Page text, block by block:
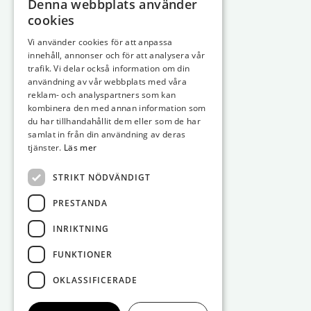
Denna webbplats använder
cookies
Vi använder cookies för att anpassa
innehåll, annonser och för att analysera vår
trafik. Vi delar också information om din
användning av vår webbplats med våra
reklam- och analyspartners som kan
kombinera den med annan information som
du har tillhandahållit dem eller som de har
samlat in från din användning av deras
tjänster. Läs mer
STRIKT NÖDVÄNDIGT
PRESTANDA
INRIKTNING
FUNKTIONER
OKLASSIFICERADE